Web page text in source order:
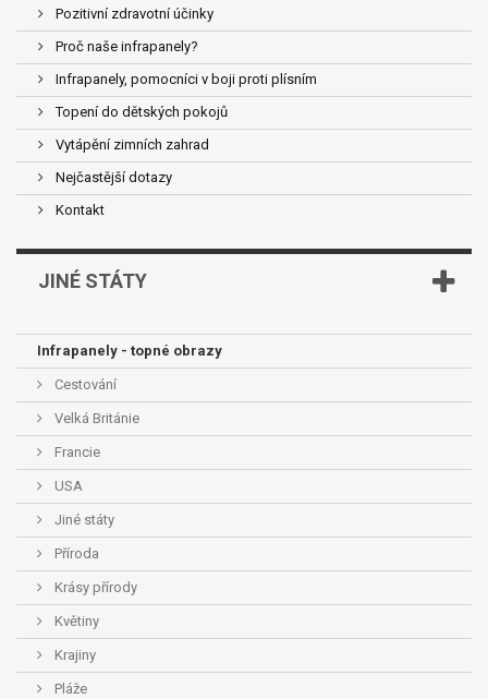
Pozitivní zdravotní účinky
Proč naše infrapanely?
Infrapanely, pomocníci v boji proti plísním
Topení do dětských pokojů
Vytápění zimních zahrad
Nejčastější dotazy
Kontakt
JINÉ STÁTY
Infrapanely - topné obrazy
Cestování
Velká Británie
Francie
USA
Jiné státy
Příroda
Krásy přírody
Květiny
Krajiny
Pláže